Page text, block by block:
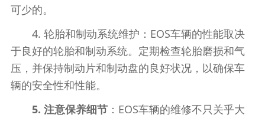
可少的。
4. 轮胎和制动系统维护：EOS车辆的性能取决
于良好的轮胎和制动系统。定期检查轮胎磨损和气
压，并保持制动片和制动盘的良好状况，以确保车
辆的安全性和性能。
5. 注意保养细节：EOS车辆的维修不只关乎大